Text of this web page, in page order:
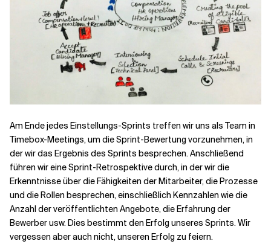
Am Ende jedes Einstellungs-Sprints treffen wir uns als Team in
Timebox-Meetings, um die Sprint-Bewertung vorzunehmen, in
der wir das Ergebnis des Sprints besprechen. Anschließend
führen wir eine Sprint-Retrospektive durch, in der wir die
Erkenntnisse über die Fähigkeiten der Mitarbeiter, die Prozesse
und die Rollen besprechen, einschließlich Kennzahlen wie die
Anzahl der veröffentlichten Angebote, die Erfahrung der
Bewerber usw. Dies bestimmt den Erfolg unseres Sprints. Wir
vergessen aber auch nicht, unseren Erfolg zu feiern.